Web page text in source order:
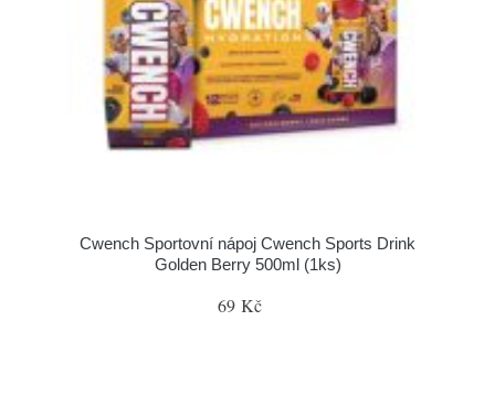
Cwench Sportovní nápoj Cwench Sports Drink
Golden Berry 500ml (1ks)
69 Kč